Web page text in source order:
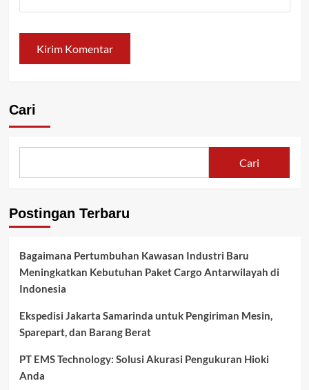
Cari
Cari
Postingan Terbaru
Bagaimana Pertumbuhan Kawasan Industri Baru
Meningkatkan Kebutuhan Paket Cargo Antarwilayah di
Indonesia
Ekspedisi Jakarta Samarinda untuk Pengiriman Mesin,
Sparepart, dan Barang Berat
PT EMS Technology: Solusi Akurasi Pengukuran Hioki
Anda